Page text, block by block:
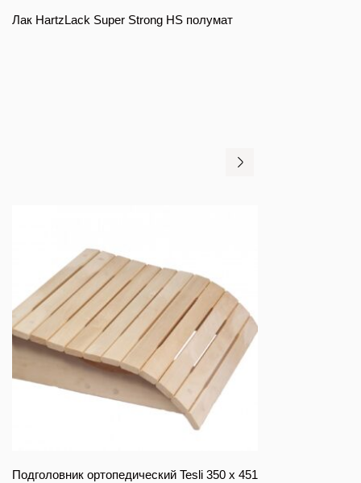
Лак HartzLack Super Strong HS полумат
Подголовник ортопедический Tesli 350 х 451